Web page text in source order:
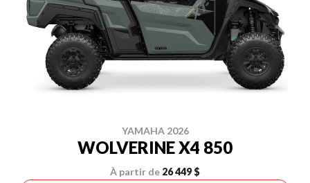
YAMAHA 2026
WOLVERINE X4 850
À partir de 26 449 $